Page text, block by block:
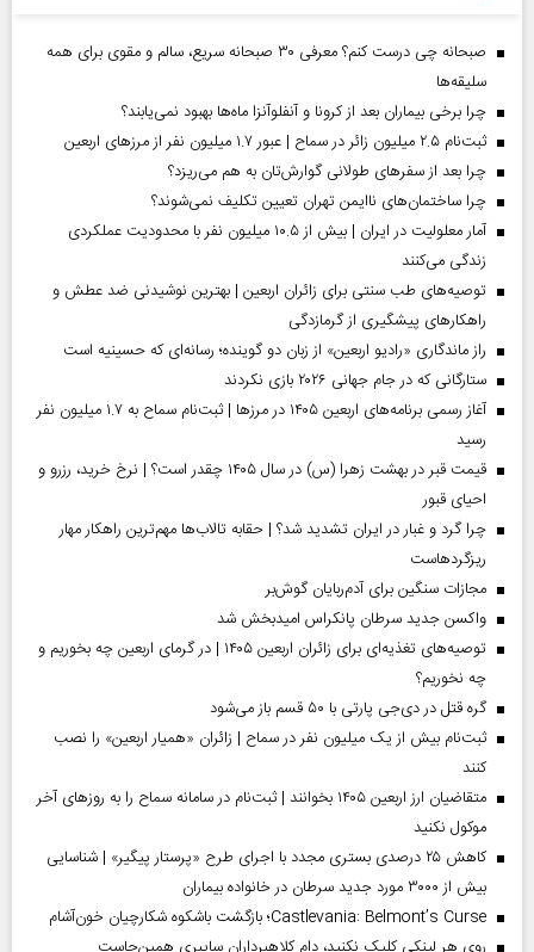
صبحانه چی درست کنم؟ معرفی ۳۰ صبحانه سریع، سالم و مقوی برای همه
سلیقه‌ها
چرا برخی بیماران بعد از کرونا و آنفلوآنزا ماه‌ها بهبود نمی‌یابند؟
ثبت‌نام ۲.۵ میلیون زائر در سماح | عبور ۱.۷ میلیون نفر از مرز‌های اربعین
چرا بعد از سفرهای طولانی گوارش‌تان به هم می‌ریزد؟
چرا ساختمان‌های ناایمن تهران تعیین تکلیف نمی‌شوند؟
آمار معلولیت در ایران | بیش از ۱۰.۵ میلیون نفر با محدودیت عملکردی
زندگی می‌کنند
توصیه‌های طب سنتی برای زائران اربعین | بهترین نوشیدنی ضد عطش و
راهکارهای پیشگیری از گرمازدگی
راز ماندگاری «رادیو اربعین» از زبان دو گوینده؛ رسانه‌ای که حسینیه است
ستارگانی که در جام جهانی ۲۰۲۶ بازی نکردند
آغاز رسمی برنامه‌های اربعین ۱۴۰۵ در مرز‌ها | ثبت‌نام سماح به ۱.۷ میلیون نفر
رسید
قیمت قبر در بهشت زهرا (س) در سال ۱۴۰۵ چقدر است؟ | نرخ خرید، رزرو و
احیای قبور
چرا گرد و غبار در ایران تشدید شد؟ | حقابه تالاب‌ها مهم‌ترین راهکار مهار
ریزگردهاست
مجازات سنگین برای آدم‌ربایان گوش‌بر
واکسن جدید سرطان پانکراس امیدبخش شد
توصیه‌های تغذیه‌ای برای زائران اربعین ۱۴۰۵ | در گرمای اربعین چه بخوریم و
چه نخوریم؟
گره قتل در دی‌جی پارتی با ۵۰ قسم باز می‌شود
ثبت‌نام بیش از یک میلیون نفر در سماح | زائران «همیار اربعین» را نصب
کنند
متقاضیان ارز اربعین ۱۴۰۵ بخوانند | ثبت‌نام در سامانه سماح را به روز‌های آخر
موکول نکنید
کاهش ۲۵ درصدی بستری مجدد با اجرای طرح «پرستار پیگیر» | شناسایی
بیش از ۳۰۰۰ مورد جدید سرطان در خانواده بیماران
Castlevania: Belmont’s Curse؛ بازگشت باشکوه شکارچیان خون‌آشام